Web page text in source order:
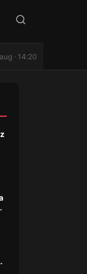
traže
· 14:20